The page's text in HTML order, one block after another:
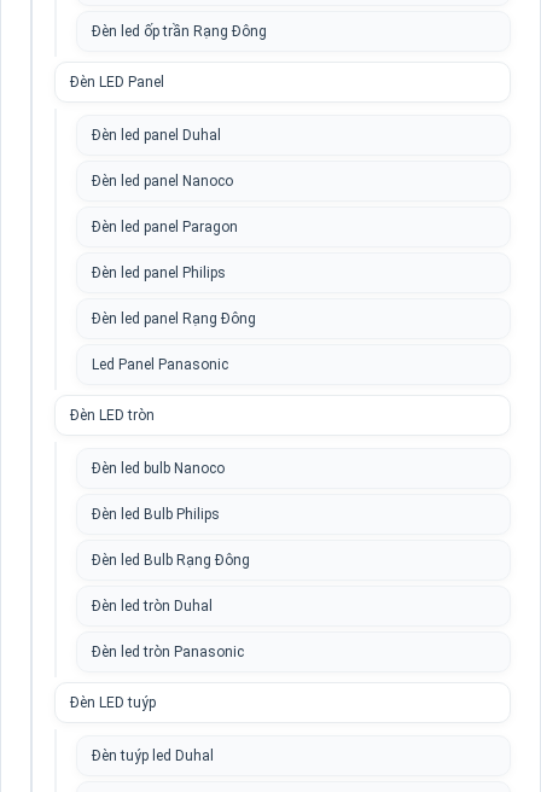
Đèn led ốp trần Rạng Đông
Đèn LED Panel
Đèn led panel Duhal
Đèn led panel Nanoco
Đèn led panel Paragon
Đèn led panel Philips
Đèn led panel Rạng Đông
Led Panel Panasonic
Đèn LED tròn
Đèn led bulb Nanoco
Đèn led Bulb Philips
Đèn led Bulb Rạng Đông
Đèn led tròn Duhal
Đèn led tròn Panasonic
Đèn LED tuýp
Đèn tuýp led Duhal